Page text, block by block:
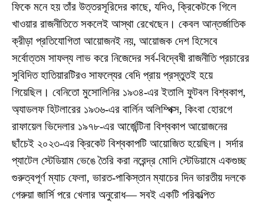
ফিকে মনে হয় তাঁর উত্তরসূরিদের কাছে, যদিও, ক্রিকেটকে গিলে
খাওয়ার রাজনীতিতে সকলেই আস্থা রেখেছেন। কেবল আন্তর্জাতিক
ক্রীড়া প্রতিযোগিতা আয়োজনই নয়, আয়োজক দেশ হিসেবে
সর্বোত্তম সাফল্য লাভ করে নিজেদের সর্ব-বিদ্বেষী রাজনীতি প্রচারের
সুবিদিত হাতিয়ারটিরও সাফল্যের বেদি প্রায় প্রস্তুতই হয়ে
গিয়েছিল। বেনিতো মুসোলিনির ১৯৩৪-এর ইতালি ফুটবল বিশ্বকাপ,
অ্যাডলফ হিটলারের ১৯৩৬-এর বার্লিন অলিম্পিক্স, কিংবা হোরগে
রাফায়েল ভিদেলার ১৯৭৮-এর আর্জেন্টিনা বিশ্বকাপ আয়োজনের
ছাঁচেই ২০২৩-এর ক্রিকেট বিশ্বকাপটি আয়োজিত হয়েছিল। সর্দার
প্যাটেল স্টেডিয়াম ভেঙে তৈরি করা নরেন্দ্র মোদি স্টেডিয়ামে একগুচ্ছ
গুরুত্বপূর্ণ ম্যাচ ফেলা, ভারত-পাকিস্তান ম্যাচের দিন ভারতীয় দলকে
গেরুয়া জার্সি পরে খেলার অনুরোধ— সবই একটি পরিকল্পিত